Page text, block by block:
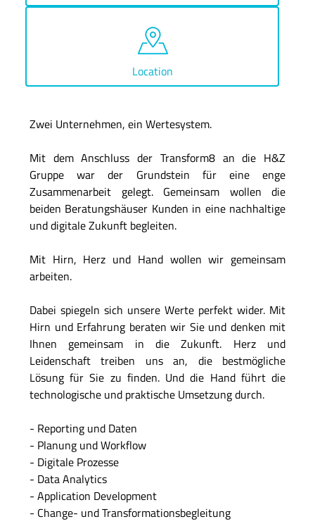
Location
Zwei Unternehmen, ein Wertesystem.
Mit dem Anschluss der Transform8 an die H&Z
Gruppe war der Grundstein für eine enge
Zusammenarbeit gelegt. Gemeinsam wollen die
beiden Beratungshäuser Kunden in eine nachhaltige
und digitale Zukunft begleiten.
Mit Hirn, Herz und Hand wollen wir gemeinsam
arbeiten.
Dabei spiegeln sich unsere Werte perfekt wider. Mit
Hirn und Erfahrung beraten wir Sie und denken mit
Ihnen gemeinsam in die Zukunft. Herz und
Leidenschaft treiben uns an, die bestmögliche
Lösung für Sie zu finden. Und die Hand führt die
technologische und praktische Umsetzung durch.
- Reporting und Daten
- Planung und Workflow
- Digitale Prozesse
- Data Analytics
- Application Development
- Change- und Transformationsbegleitung